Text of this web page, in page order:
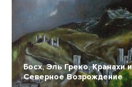
Босх, Эль Греко,
Северное Возрождение